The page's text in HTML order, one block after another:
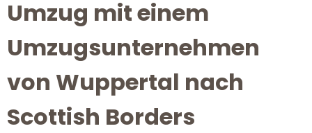
Umzug mit einem
Umzugsunternehmen
von Wuppertal nach
Scottish Borders